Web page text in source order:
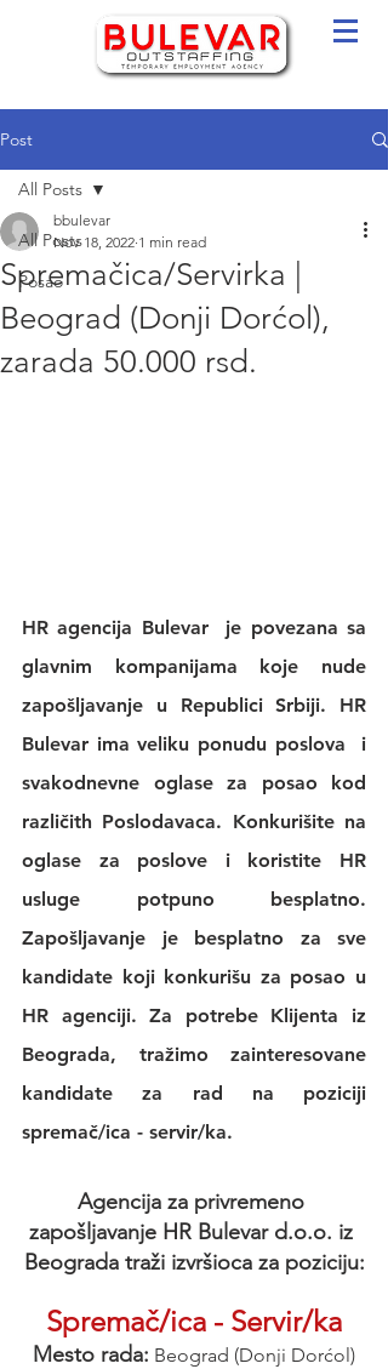
Post
All Posts
Posao
All Posts
Spremačica/Servirka |
Beograd (Donji Dorćol),
zarada 50.000 rsd.
bbulevar
Nov 18, 2022 1 min read
HR agencija Bulevar
  je povezana sa
glavnim kompanijama koje nude
zapošljavanje u Republici Srbiji. HR
Bulevar ima veliku ponudu poslova
  i
svakodnevne oglase za posao kod
oglase za poslove i koristite HR
usluge potpuno besplatno.
Zapošljavanje je besplatno za sve
HR agenciji. Za potrebe Klijenta iz
Beograda, tražimo zainteresovane
kandidate za rad na poziciji
spremač/ica - servir/ka.
Agencija za privremeno
zapošljavanje HR Bulevar d.o.o. iz
Beograda traži izvršioca za poziciju:
Spremač/ica - Servir/ka
Mesto rada: Beograd (Donji Dorćol)